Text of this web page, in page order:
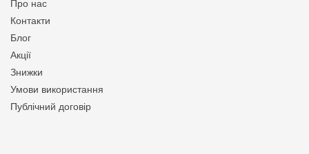
Про нас
Контакти
Блог
Акції
Знижки
Умови використання
Публічний договір